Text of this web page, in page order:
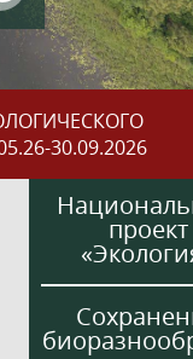
30.09.2026
проект